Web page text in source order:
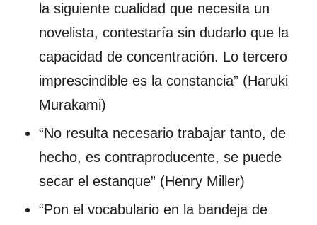
la siguiente cualidad que necesita un
novelista, contestaría sin dudarlo que la
capacidad de concentración. Lo tercero
imprescindible es la constancia” (Haruki
Murakami)
“No resulta necesario trabajar tanto, de
hecho, es contraproducente, se puede
secar el estanque” (Henry Miller)
“Pon el vocabulario en la bandeja de